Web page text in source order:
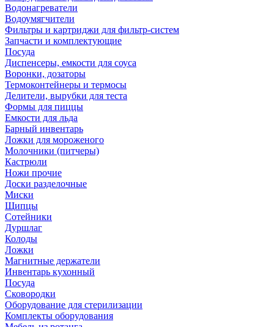
Водонагреватели
Водоумягчители
Фильтры и картриджи для фильтр-систем
Запчасти и комплектующие
Посуда
Диспенсеры, емкости для соуса
Воронки, дозаторы
Термоконтейнеры и термосы
Делители, вырубки для теста
Формы для пиццы
Емкости для льда
Барный инвентарь
Ложки для мороженого
Молочники (питчеры)
Кастрюли
Ножи прочие
Доски разделочные
Миски
Щипцы
Сотейники
Дуршлаг
Колоды
Ложки
Магнитные держатели
Инвентарь кухонный
Посуда
Сковородки
Оборудование для стерилизации
Комплекты оборудования